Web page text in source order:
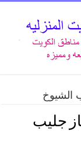
الشيوخ
جليب